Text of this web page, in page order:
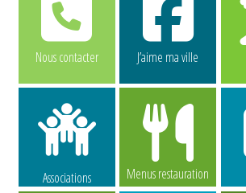
Nous contacter J’aime ma ville
Associations Menus restauration